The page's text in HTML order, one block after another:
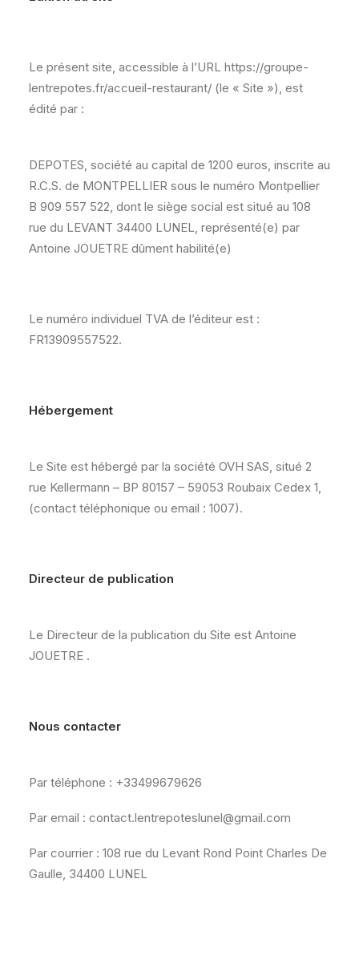
Le présent site, accessible à l’URL https://groupe-
lentrepotes.fr/accueil-restaurant/ (le « Site »), est
édité par :
DEPOTES, société au capital de 1200 euros, inscrite au
R.C.S. de MONTPELLIER sous le numéro Montpellier
B 909 557 522, dont le siège social est situé au 108
rue du LEVANT 34400 LUNEL, représenté(e) par
Antoine JOUETRE dûment habilité(e)
Le numéro individuel TVA de l’éditeur est :
FR13909557522.
Hébergement
Le Site est hébergé par la société OVH SAS, situé 2
rue Kellermann – BP 80157 – 59053 Roubaix Cedex 1,
(contact téléphonique ou email : 1007).
Directeur de publication
Le Directeur de la publication du Site est Antoine
JOUETRE .
Nous contacter
Par téléphone : +33499679626
Par email : contact.lentrepoteslunel@gmail.com
Par courrier : 108 rue du Levant Rond Point Charles De
Gaulle, 34400 LUNEL